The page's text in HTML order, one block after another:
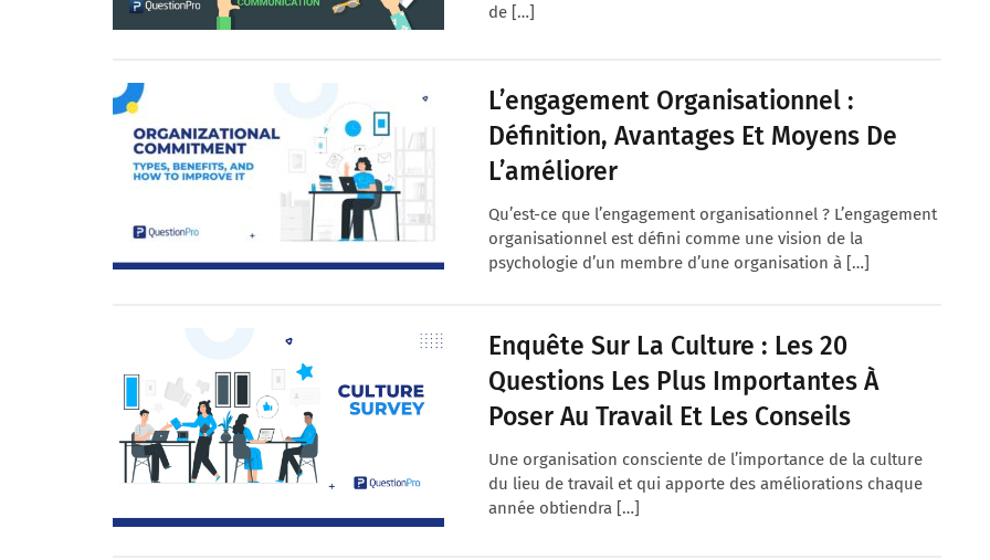
de […]
L’engagement Organisationnel :
Définition, Avantages Et Moyens De
L’améliorer
Qu’est-ce que l’engagement organisationnel ? L’engagement
organisationnel est défini comme une vision de la
psychologie d’un membre d’une organisation à […]
Enquête Sur La Culture : Les 20
Questions Les Plus Importantes À
Poser Au Travail Et Les Conseils
Une organisation consciente de l’importance de la culture
du lieu de travail et qui apporte des améliorations chaque
année obtiendra […]